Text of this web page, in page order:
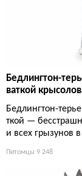
Бедлингтон-
ваткой
Бедлингтон-
ткой —
и всех грызунов
Питомцы 9 248